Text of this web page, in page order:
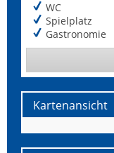
WC
Spielplatz
Gastronomie
Kartenansicht